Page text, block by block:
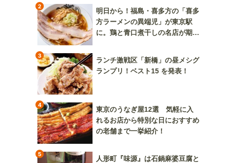
2
明日から！福島・喜多方の「喜多
方ラーメンの異端児」が東京駅
に。鶏と青口煮干しの名店が期間
3
ランチ激戦区「新橋」の昼メシグ
ランプリ！ベスト15 を発表！
4
東京のうなぎ屋12選 気軽に入
れるお店から特別な日におすすめ
の老舗まで一挙紹介！
5
人形町『味源』は石鍋麻婆豆腐と